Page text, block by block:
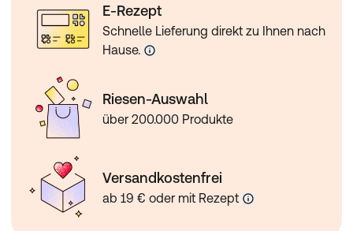
E-Rezept
Schnelle Lieferung direkt zu Ihnen nach
Hause.
Riesen-Auswahl
über 200.000 Produkte
Versandkostenfrei
ab 19 € oder mit Rezept